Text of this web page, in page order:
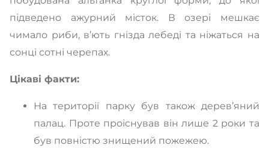
підведено ажурний місток. В озері мешкає
чимало риби, в’ють гнізда лебеді та ніжаться на
сонці сотні черепах.
Цікаві факти:
На території парку був також дерев’яний
палац. Проте проіснував він лише 2 роки та
був повністю знищений пожежею.